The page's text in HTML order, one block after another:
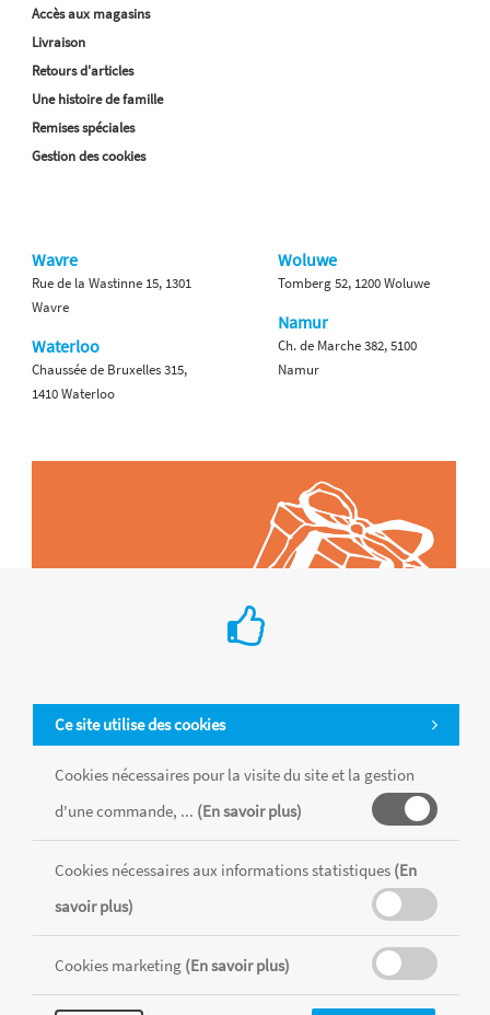
Ce site utilise des cookies
Cookies nécessaires pour la visite du site et la gestion
d'une commande, ... (En savoir plus)
Cookies nécessaires aux informations statistiques (En
savoir plus)
Cookies marketing (En savoir plus)
Accès aux magasins
Livraison
Retours d'articles
Une histoire de famille
Remises spéciales
Gestion des cookies
Wavre
Rue de la Wastinne 15, 1301
Wavre
Waterloo
Chaussée de Bruxelles 315,
1410 Waterloo
Woluwe
Tomberg 52, 1200 Woluwe
Namur
Ch. de Marche 382, 5100
Namur
Tous les produits sont vendus dans la limite des stocks disponibles de
chaque magasin, toutes taxes comprises.
CONDITIONS GÉNÉRALES
RÉALISÉ AVEC MERCATOR
CMS